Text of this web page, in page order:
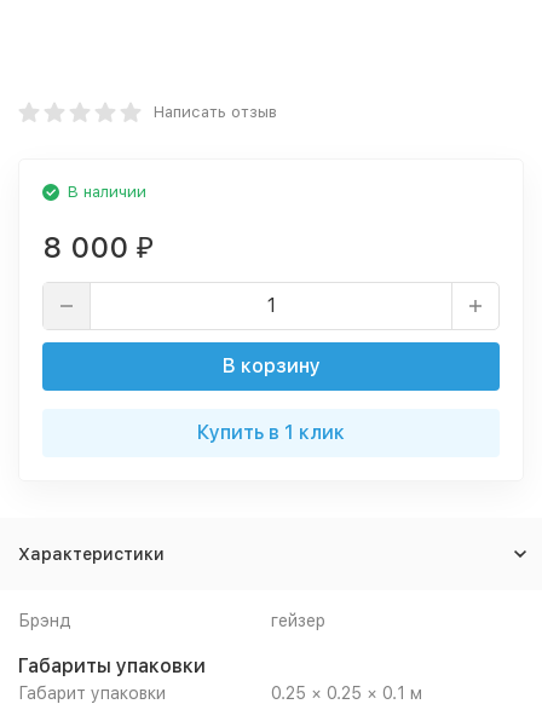
Написать отзыв
В наличии
8 000 ₽
В корзину
Купить в 1 клик
Характеристики
Брэнд гейзер
Габариты упаковки
Габарит упаковки 0.25 × 0.25 × 0.1 м